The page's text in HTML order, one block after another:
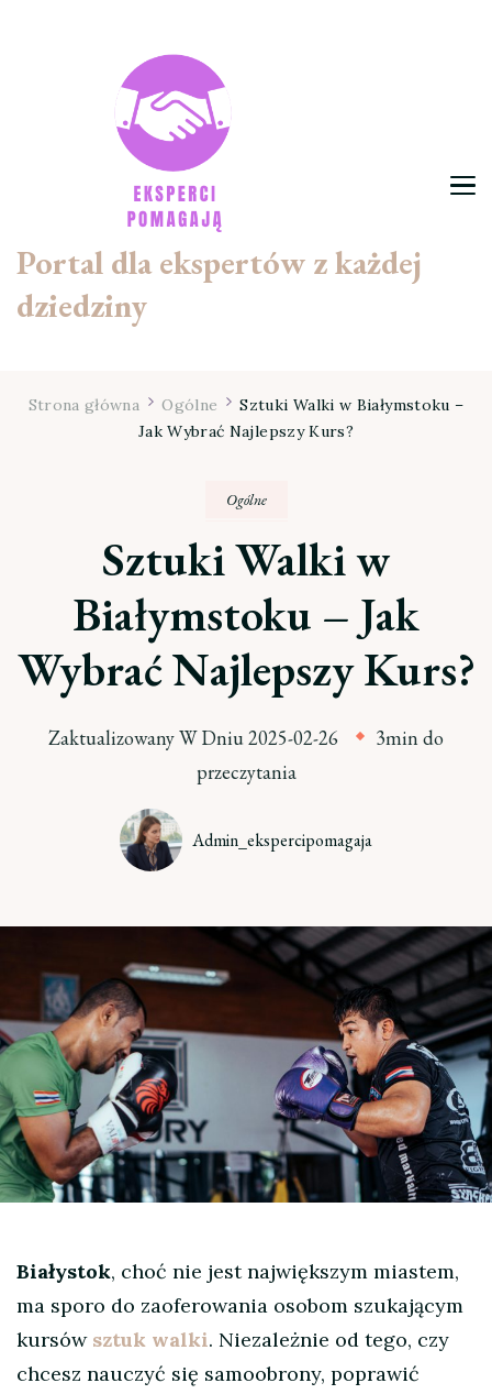
Portal dla ekspertów z każdej
dziedziny
Strona główna Ogólne
Sztuki Walki w Białymstoku –
Jak Wybrać Najlepszy Kurs?
Ogólne
Sztuki Walki w
Białymstoku – Jak
Wybrać Najlepszy Kurs?
Zaktualizowany W Dniu2025-02-26
3min do
przeczytania
Admin_ekspercipomagaja
Białystok, choć nie jest największym miastem,
ma sporo do zaoferowania osobom szukającym
kursów sztuk walki. Niezależnie od tego, czy
chcesz nauczyć się samoobrony, poprawić